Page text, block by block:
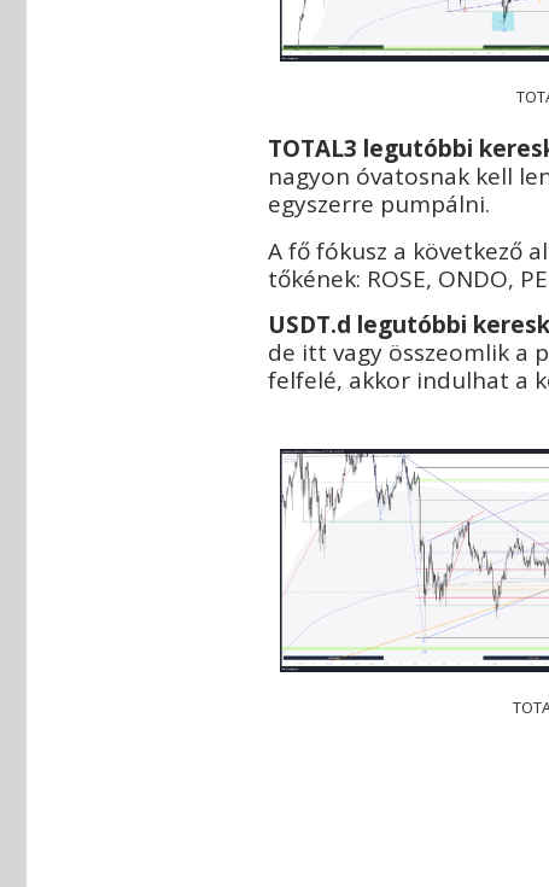
TOTAL3 legutóbbi
nagyon óvatosnak kell
egyszerre pumpálni.
A fő fókusz a következő
tőkének: ROSE, ONDO,
USDT.d legutóbbi
de itt vagy összeomlik a
felfelé, akkor indulhat a